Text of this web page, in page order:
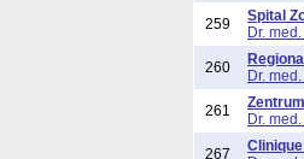
259
Spital
Dr.
260
Dr.
261
Dr.
267